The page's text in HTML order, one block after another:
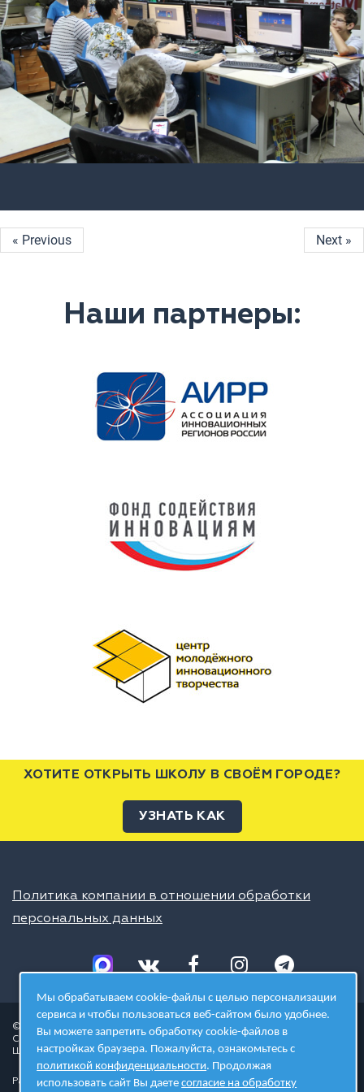
« Previous Next »
Наши партнеры:
ХОТИТЕ ОТКРЫТЬ ШКОЛУ В СВОЁМ ГОРОДЕ?
УЗНАТЬ КАК
Политика компании в отношении обработки
персональных данных
© 2026 ШЦТ
Сеть центров молодёжного инновационного творчества
Школа цифровых технологий
Разработано в студии
Мы обрабатываем cookie-файлы с целью персонализации
сервиса и чтобы пользоваться веб-сайтом было удобнее.
Вы можете запретить обработку cookie-файлов в
настройках браузера. Пожалуйста, ознакомьтесь с
политикой конфиденциальности. Продолжая
использовать сайт Вы даетесогласие на обработку